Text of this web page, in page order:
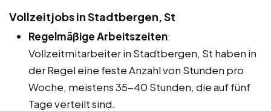
Vollzeitjobs in Stadtbergen, St
Regelmäßige Arbeitszeiten:
Vollzeitmitarbeiter in Stadtbergen, St haben in
der Regel eine feste Anzahl von Stunden pro
Woche, meistens 35-40 Stunden, die auf fünf
Tage verteilt sind.